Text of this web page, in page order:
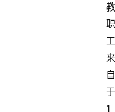
教
职
工
来
自
于
1